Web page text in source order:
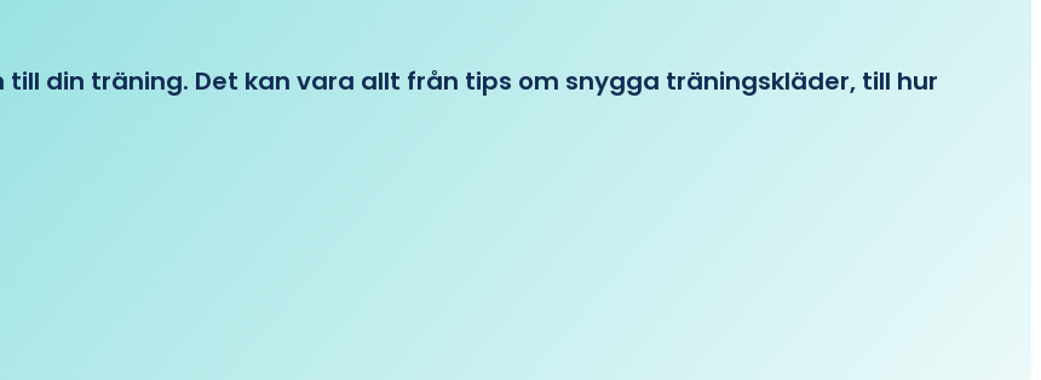
din träning. Det kan vara allt från tips om snygga träningskläder, till hur